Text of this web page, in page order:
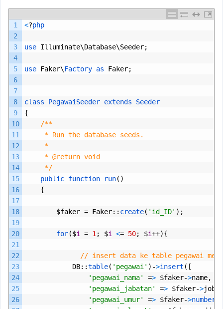
1
2
3
4
5
6
7
8
9
10
11
12
13
14
15
16
17
18
19
20
21
22
23
24
25
26
<?php
use Illuminate\Database\Seeder;
use Faker\Factory as Faker;
class PegawaiSeeder extends
Seeder
{
/**
* Run the database seeds.
*
* @return void
*/
public function run()
{
$faker = Faker:: create( 'id_ID' );
for($i = 1; $i <= 50; $i++){
// insert data ke table pegawai
DB::table( 'pegawai' )->insert ([
'pegawai_nama'
=> $faker->name,
'pegawai_jabatan'
=> $faker->
'pegawai_umur'
=> $faker->